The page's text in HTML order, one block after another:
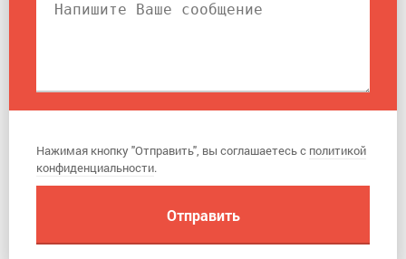
Нажимая кнопку "Отправить", вы соглашаетесь с политикой
конфиденциальности.